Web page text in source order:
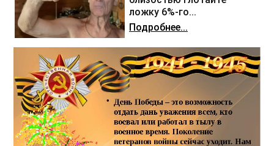
ложку 6%-го...
Подробнее...